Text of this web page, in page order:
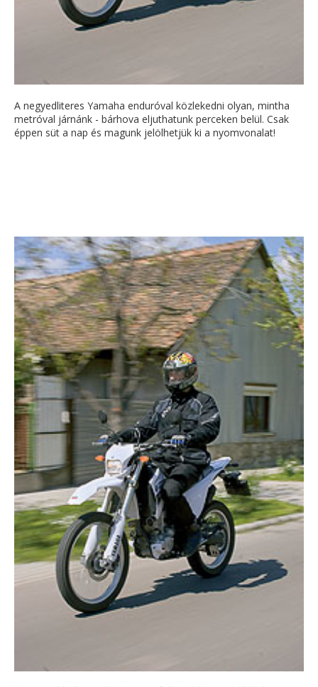
A negyedliteres Yamaha enduróval közlekedni olyan, mintha
metróval járnánk - bárhova eljuthatunk perceken belül. Csak
éppen süt a nap és magunk jelölhetjük ki a nyomvonalat!